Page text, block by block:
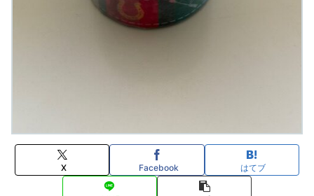
X Facebook はてブ